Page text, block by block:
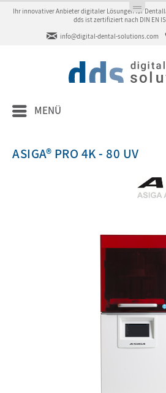
Ihr innovativer Anbieter digitaler Lösungen für
dds ist zertifiziert nach DIN EN
info@digital-dental-solutions.com
MENÜ
ASIGA® PRO 4K - 80 UV